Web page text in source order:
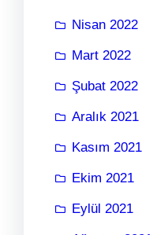
Nisan 2022
Mart 2022
Şubat 2022
Aralık 2021
Kasım 2021
Ekim 2021
Eylül 2021